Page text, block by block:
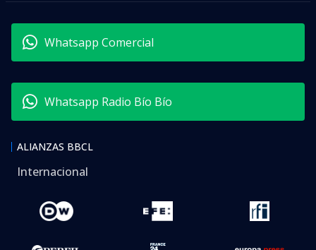
Whatsapp Comercial
Whatsapp Radio Bío Bío
ALIANZAS BBCL
Internacional